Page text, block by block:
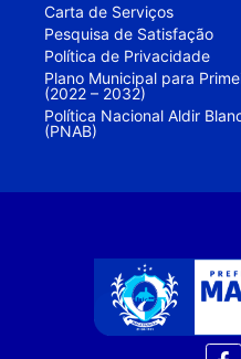
Carta de Serviços
Pesquisa de Satisfação
Política de Privacidade
Plano Municipal para
(2022 – 2032)
Política Nacional Aldir
(PNAB)